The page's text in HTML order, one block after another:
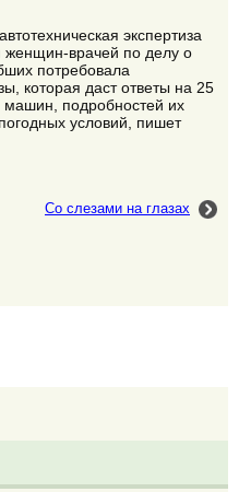
экспертиза
женщин-врачей по делу о
потребовала
которая даст ответы на 25
подробностей их
условий, пишет
Со слезами на глазах